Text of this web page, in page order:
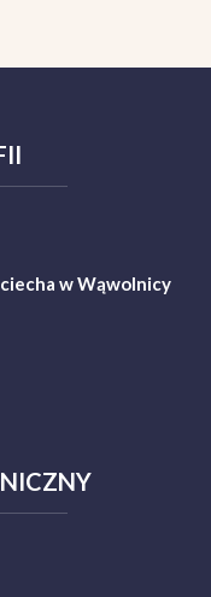
w Wąwolnicy